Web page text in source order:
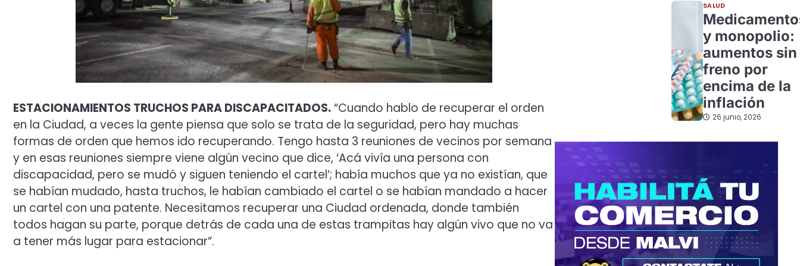
ESTACIONAMIENTOS TRUCHOS PARA DISCAPACITADOS.“Cuando hablo de recuperar el orden
en la Ciudad, a veces la gente piensa que solo se trata de la seguridad, pero hay muchas
formas de orden que hemos ido recuperando. Tengo hasta 3 reuniones de vecinos por semana
y en esas reuniones siempre viene algún vecino que dice, ‘Acá vivía una persona con
discapacidad, pero se mudó y siguen teniendo el cartel’; había muchos que ya no existían, que
se habían mudado, hasta truchos, le habían cambiado el cartel o se habían mandado a hacer
un cartel con una patente. Necesitamos recuperar una Ciudad ordenada, donde también
todos hagan su parte, porque detrás de cada una de estas trampitas hay algún vivo que no va
a tener más lugar para estacionar”.
SALUD
y monopolio:
aumentos sin
freno por
encima de la
inflación
26 junio, 2026